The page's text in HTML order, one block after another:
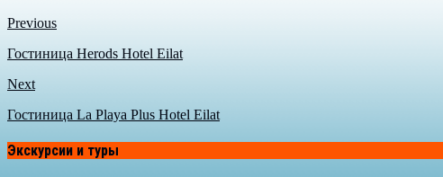
Previous
Гостиница Herods Hotel Eilat
Next
Гостиница La Playa Plus Hotel Eilat
Экскурсии и туры